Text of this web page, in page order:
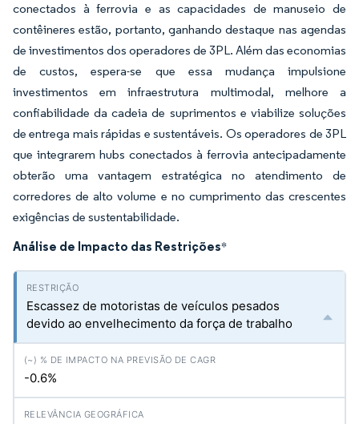
conectados à ferrovia e as capacidades de manuseio de
contêineres estão, portanto, ganhando destaque nas agendas
de investimentos dos operadores de 3PL. Além das economias
de custos, espera-se que essa mudança impulsione
investimentos em infraestrutura multimodal, melhore a
confiabilidade da cadeia de suprimentos e viabilize soluções
de entrega mais rápidas e sustentáveis. Os operadores de 3PL
que integrarem hubs conectados à ferrovia antecipadamente
obterão uma vantagem estratégica no atendimento de
corredores de alto volume e no cumprimento das crescentes
exigências de sustentabilidade.
Análise de Impacto das Restrições*
Escassez de motoristas de veículos pesados
devido ao envelhecimento da força de trabalho
-0.6%